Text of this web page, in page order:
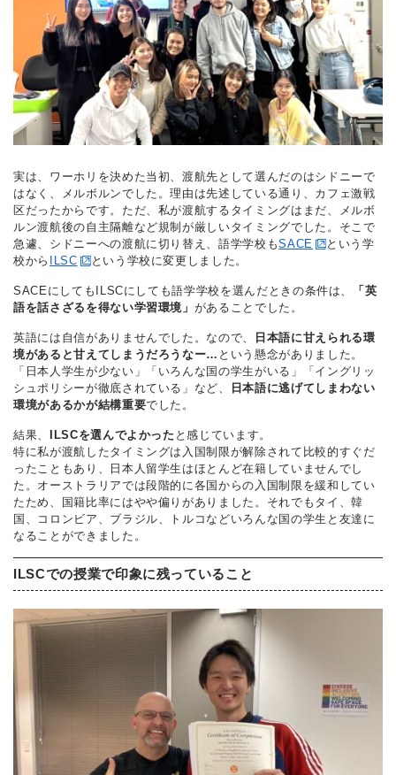
実は、ワーホリを決めた当初、渡航先として選んだのはシドニーで
はなく、メルボルンでした。理由は先述している通り、カフェ激戦
区だったからです。ただ、私が渡航するタイミングはまだ、メルボ
ルン渡航後の自主隔離など規制が厳しいタイミングでした。そこで
急遽、シドニーへの渡航に切り替え、語学学校もSACE
という学
校から
ILSC という学校に変更しました。
SACEにしてもILSCにしても語学学校を選んだときの条件は、
「英
語を話さざるを得ない学習環境」 があることでした。
英語には自信がありませんでした。なので、
日本語に甘えられる環
境があると甘えてしまうだろうなー… という懸念がありました。
「日本人学生が少ない」「いろんな国の学生がいる」「イングリッ
シュポリシーが徹底されている」など、
日本語に逃げてしまわない
環境があるかが結構重要でした。
結果、 ILSCを選んでよかった と感じています。
特に私が渡航したタイミングは入国制限が解除されて比較的すぐだ
ったこともあり、日本人留学生はほとんど在籍していませんでし
た。オーストラリアでは段階的に各国からの入国制限を緩和してい
たため、国籍比率にはやや偏りがありました。それでもタイ、韓
国、コロンビア、ブラジル、トルコなどいろんな国の学生と友達に
なることができました。
ILSCでの授業で印象に残っていること